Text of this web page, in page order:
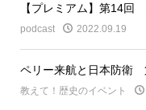
【プレミアム】第14
podcast 2022.09.19
ペリー来航と日本防衛
教えて！歴史のイベント